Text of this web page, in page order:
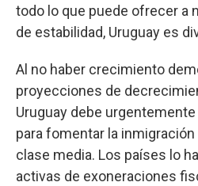
todo lo que puede ofrecer a
de estabilidad, Uruguay es
Al no haber crecimiento
proyecciones de
Uruguay debe
para fomentar la inmigración
clase media. Los países lo
activas de exoneraciones